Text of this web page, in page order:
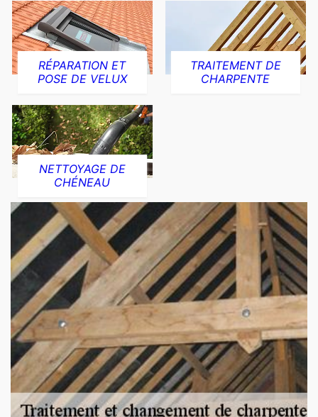
RÉPARATION ET
POSE DE VELUX
TRAITEMENT DE
CHARPENTE
NETTOYAGE DE
CHÉNEAU